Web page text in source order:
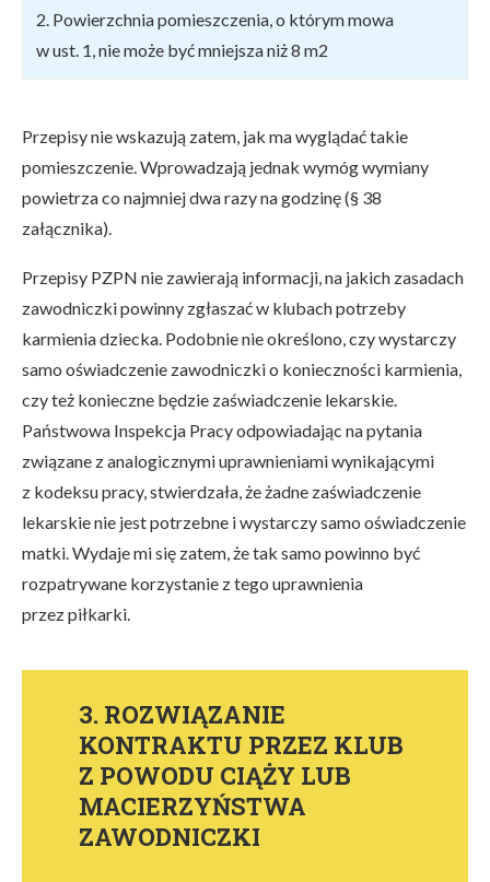
2. Powierzchnia pomieszczenia, o którym mowa
w ust. 1, nie może być mniejsza niż 8 m2
Przepisy nie wskazują zatem, jak ma wyglądać takie
pomieszczenie. Wprowadzają jednak wymóg wymiany
powietrza co najmniej dwa razy na godzinę (§ 38
załącznika).
Przepisy PZPN nie zawierają informacji, na jakich zasadach
zawodniczki powinny zgłaszać w klubach potrzeby
karmienia dziecka. Podobnie nie określono, czy wystarczy
samo oświadczenie zawodniczki o konieczności karmienia,
czy też konieczne będzie zaświadczenie lekarskie.
Państwowa Inspekcja Pracy odpowiadając na pytania
związane z analogicznymi uprawnieniami wynikającymi
z kodeksu pracy, stwierdzała, że żadne zaświadczenie
lekarskie nie jest potrzebne i wystarczy samo oświadczenie
matki. Wydaje mi się zatem, że tak samo powinno być
rozpatrywane korzystanie z tego uprawnienia
przez piłkarki.
3. ROZWIĄZANIE
KONTRAKTU PRZEZ KLUB
Z POWODU CIĄŻY LUB
MACIERZYŃSTWA
ZAWODNICZKI